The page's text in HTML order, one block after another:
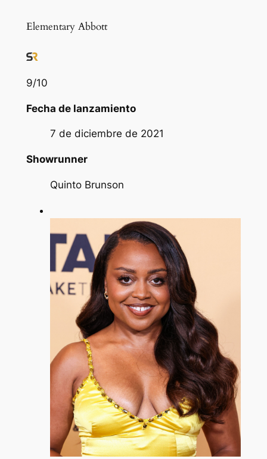
Elementary Abbott
9/10
Fecha de lanzamiento
7 de diciembre de 2021
Showrunner
Quinto Brunson